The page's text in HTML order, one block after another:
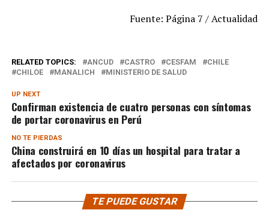
Fuente: Página 7 / Actualidad
RELATED TOPICS: ANCUD CASTRO CESFAM
CHILE
CHILOE
MANALICH MINISTERIO DE SALUD
UP NEXT
Confirman existencia de cuatro personas con síntomas
de portar coronavirus en Perú
NO TE PIERDAS
China construirá en 10 días un hospital para tratar a
afectados por coronavirus
TE PUEDE GUSTAR